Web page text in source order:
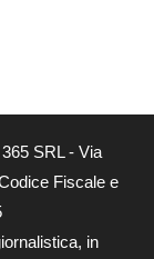
SRL - Via
Fiscale e
in